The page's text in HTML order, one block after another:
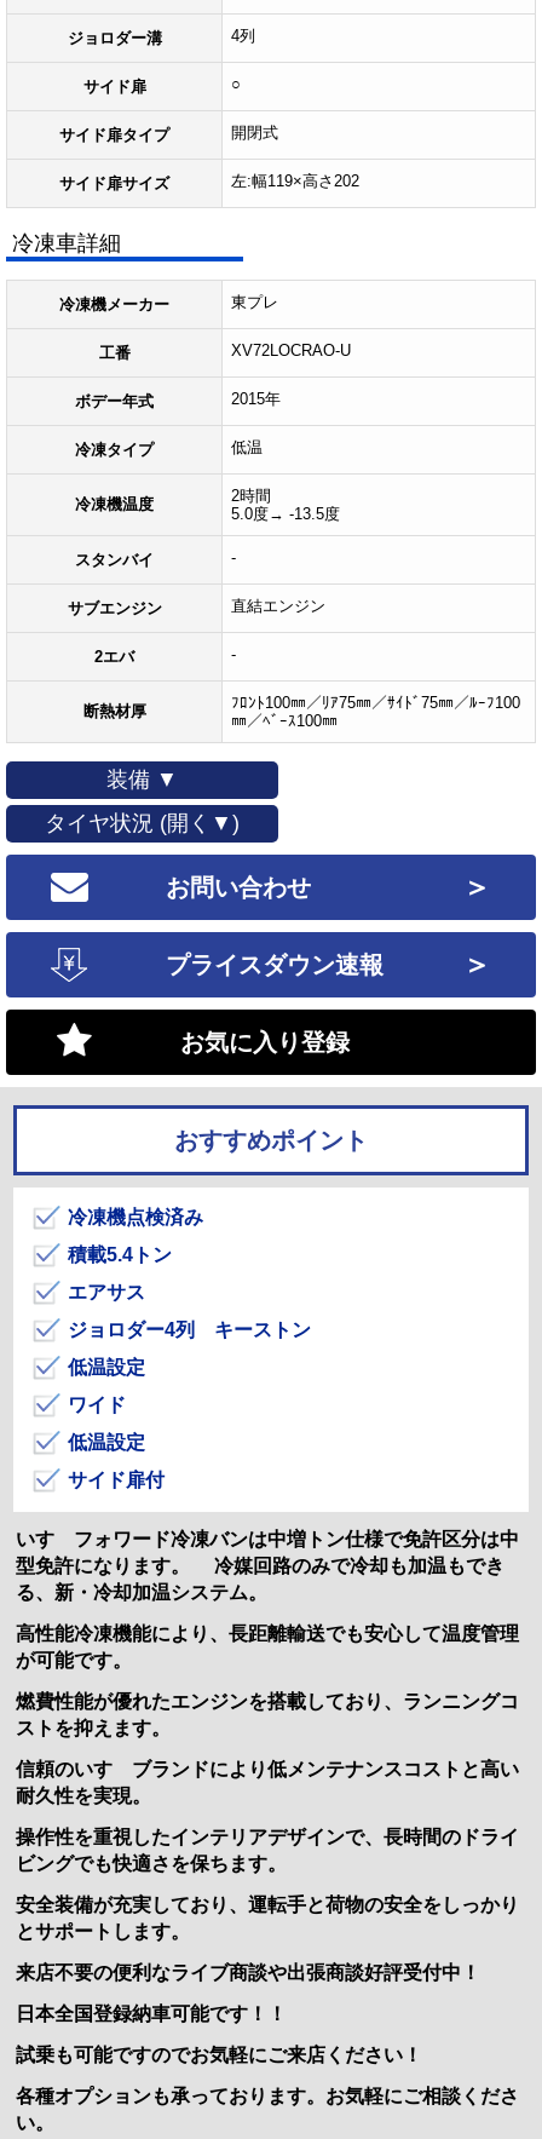
ジョロダー溝 4列
サイド扉 ○
サイド扉タイプ 開閉式
サイド扉サイズ 左:幅119×高さ202
冷凍車詳細
冷凍機メーカー 東プレ
工番 XV72LOCRAO-U
ボデー年式 2015年
冷凍タイプ 低温
冷凍機温度
2時間
5.0度→ -13.5度
スタンバイ -
サブエンジン 直結エンジン
2エバ -
断熱材厚
ﾌﾛﾝﾄ100㎜／ﾘｱ75㎜／ｻｲﾄﾞ75㎜／ﾙｰﾌ100
㎜／ﾍﾞｰｽ100㎜
装備 ▼
タイヤ状況 (開く▼)
お問い合わせ ＞
プライスダウン速報 ＞
お気に入り登録
おすすめポイント
冷凍機点検済み
積載5.4トン
エアサス
ジョロダー4列 キーストン
低温設定
ワイド
低温設定
サイド扉付
いすゞフォワード冷凍バンは中増トン仕様で免許区分は中
型免許になります。 冷媒回路のみで冷却も加温もでき
る、新・冷却加温システム。
高性能冷凍機能により、長距離輸送でも安心して温度管理
が可能です。
燃費性能が優れたエンジンを搭載しており、ランニングコ
ストを抑えます。
信頼のいすゞブランドにより低メンテナンスコストと高い
耐久性を実現。
操作性を重視したインテリアデザインで、長時間のドライ
ビングでも快適さを保ちます。
安全装備が充実しており、運転手と荷物の安全をしっかり
とサポートします。
来店不要の便利なライブ商談や出張商談好評受付中！
日本全国登録納車可能です！！
試乗も可能ですのでお気軽にご来店ください！
各種オプションも承っております。お気軽にご相談くださ
い。